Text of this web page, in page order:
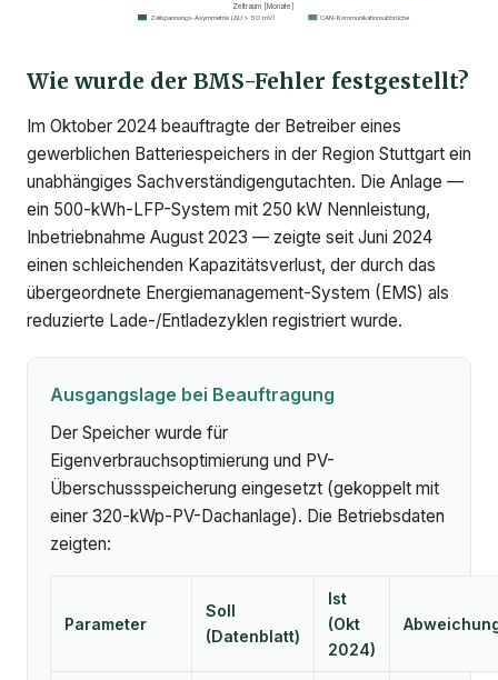
Zeitraum [Monate]
Zellspannungs-Asymmetrie (ΔU > 50 mV) CAN-Kommunikationsabbrüche
Wie wurde der BMS-Fehler festgestellt?
Im Oktober 2024 beauftragte der Betreiber eines
gewerblichen Batteriespeichers in der Region Stuttgart ein
unabhängiges Sachverständigengutachten. Die Anlage —
ein 500-kWh-LFP-System mit 250 kW Nennleistung,
Inbetriebnahme August 2023 — zeigte seit Juni 2024
einen schleichenden Kapazitätsverlust, der durch das
übergeordnete Energiemanagement-System (EMS) als
reduzierte Lade-/Entladezyklen registriert wurde.
Ausgangslage bei Beauftragung
Der Speicher wurde für
Eigenverbrauchsoptimierung und PV-
Überschussspeicherung eingesetzt (gekoppelt mit
einer 320-kWp-PV-Dachanlage). Die Betriebsdaten
zeigten:
Parameter
Soll
(Datenblatt)
Ist
(Okt
2024)